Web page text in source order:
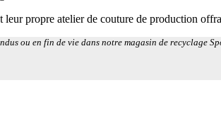
propre atelier de couture de production
ou en fin de vie dans notre magasin de recyclage